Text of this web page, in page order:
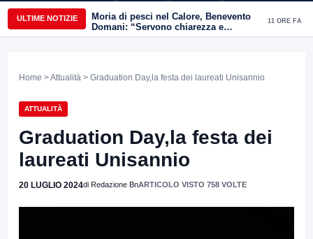
ULTIME NOTIZIE
Moria di pesci nel Calore, Benevento
Domani: “Servono chiarezza e
approfondimenti sulla gestione
11 ORE FA
Home >Attualità > Graduation Day,la festa dei laureati Unisannio
ATTUALITÀ
Graduation Day,la festa dei
laureati Unisannio
20 LUGLIO 2024di Redazione BnARTICOLO VISTO 758 VOLTE